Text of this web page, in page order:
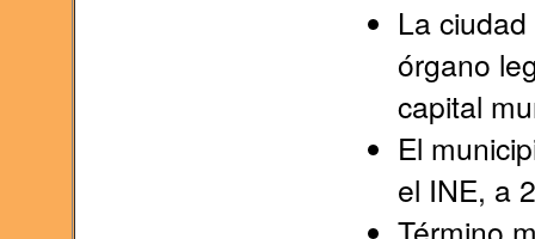
La
órgano
capital
El
el INE, a